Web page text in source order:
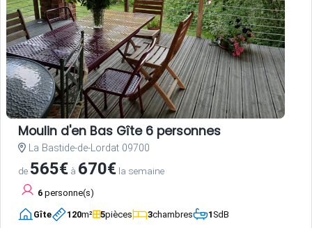
Moulin d'en Bas Gîte 6 personnes
La Bastide-de-Lordat 09700
de 565€ à 670€ la semaine
6 personne(s)
Gîte 120m² 5pièces 3chambres 1SdB